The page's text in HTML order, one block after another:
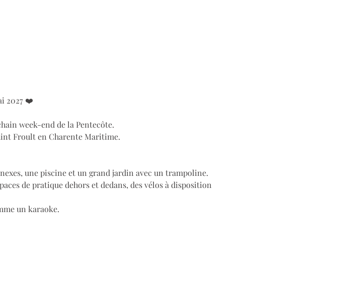
2027 ❤️
week-end de la Pentecôte.
Froult en Charente Maritime.
une piscine et un grand jardin avec un trampoline.
de pratique dehors et dedans, des vélos à disposition
un karaoke.